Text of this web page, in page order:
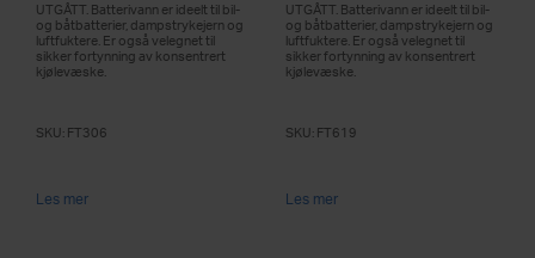
UTGÅTT. Batterivann er ideelt til bil-
og båtbatterier, dampstrykejern og
luftfuktere. Er også velegnet til
sikker fortynning av konsentrert
kjølevæske.
SKU: FT306
Les mer
UTGÅTT. Batterivann er ideelt til bil-
og båtbatterier, dampstrykejern og
luftfuktere. Er også velegnet til
sikker fortynning av konsentrert
kjølevæske.
SKU: FT619
Les mer